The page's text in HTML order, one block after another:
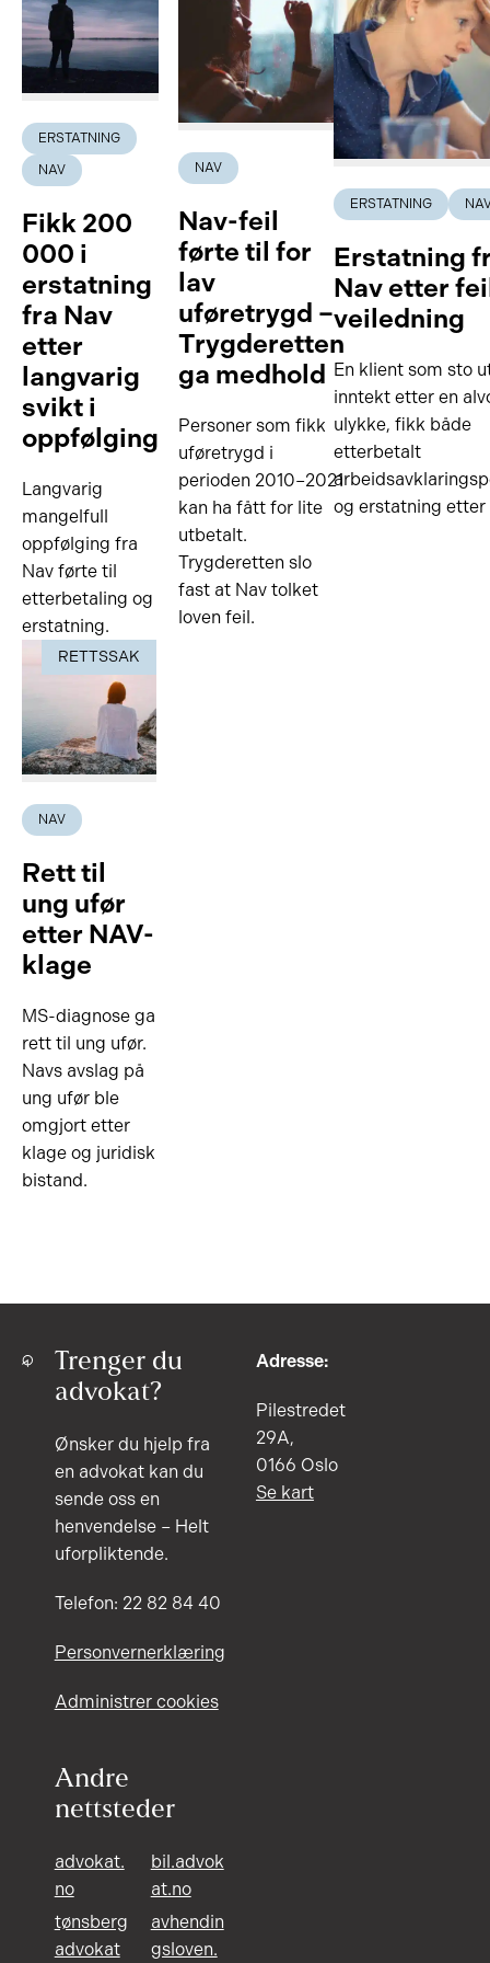
ERSTATNING
NAV
Fikk 200
000 i
erstatning
fra Nav
etter
langvarig
svikt i
oppfølging
Langvarig
mangelfull
oppfølging fra
Nav førte til
etterbetaling og
erstatning.
NAV
Nav-feil
førte til for
lav
uføretrygd –
Trygderetten
ga medhold
Personer som fikk
uføretrygd i
perioden 2010–2021
kan ha fått for lite
utbetalt.
Trygderetten slo
fast at Nav tolket
loven feil.
ERSTATNING
Erstatning
Nav etter
veiledning
En klient som sto
inntekt etter en
ulykke, fikk både
etterbetalt
og erstatning
RETTSSAK
NAV
Rett til
ung ufør
etter NAV-
klage
MS-diagnose ga
rett til ung ufør.
Navs avslag på
ung ufør ble
omgjort etter
klage og juridisk
bistand.
Trenger du
advokat?
Ønsker du hjelp fra
en advokat kan du
sende oss en
henvendelse – Helt
uforpliktende.
Telefon: 22 82 84 40
Personvernerklæring
Administrer cookies
Andre
nettsteder
advokat.
no
bil.advok
at.no
tønsberg
advokat
avhendin
gsloven.
Adresse:
Pilestredet
29A,
0166 Oslo
Se kart